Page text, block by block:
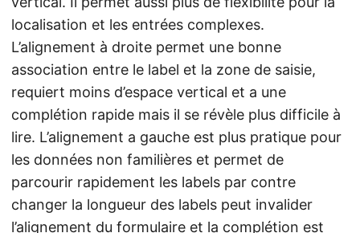
localisation et les entrées complexes.
L’alignement à droite permet une bonne
association entre le label et la zone de saisie,
requiert moins d’espace vertical et a une
complétion rapide mais il se révèle plus difficile à
lire. L’alignement a gauche est plus pratique pour
les données non familières et permet de
parcourir rapidement les labels par contre
changer la longueur des labels peut invalider
l’alignement du formulaire et la complétion est